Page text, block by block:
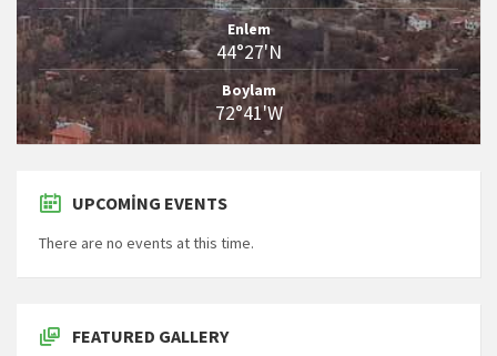
Enlem
44°27'N
Boylam
72°41'W
UPCOMING EVENTS
There are no events at this time.
FEATURED GALLERY